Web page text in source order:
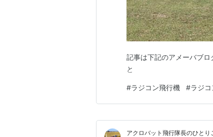
記事は下記のアメーバブ
と
#ラジコン飛行機 #ラジコ
アクロバット飛行隊長のひとり